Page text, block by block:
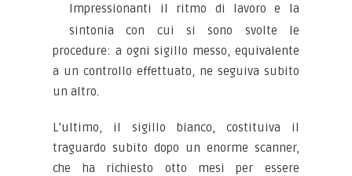
Impressionanti il ritmo di lavoro e la
sintonia con cui si sono svolte le
procedure: a ogni sigillo messo, equivalente
a un controllo effettuato, ne seguiva subito
un altro.
L’ultimo, il sigillo bianco, costituiva il
traguardo subito dopo un enorme scanner,
che ha richiesto otto mesi per essere